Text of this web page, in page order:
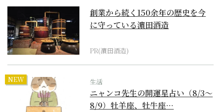
創業から続く150余年の歴史を今
に守っている濵田酒造
PR(濵田酒造)
NEW 生活
ニャンコ先生の開運星占い（8/3～
8/9）牡羊座、牡牛座…